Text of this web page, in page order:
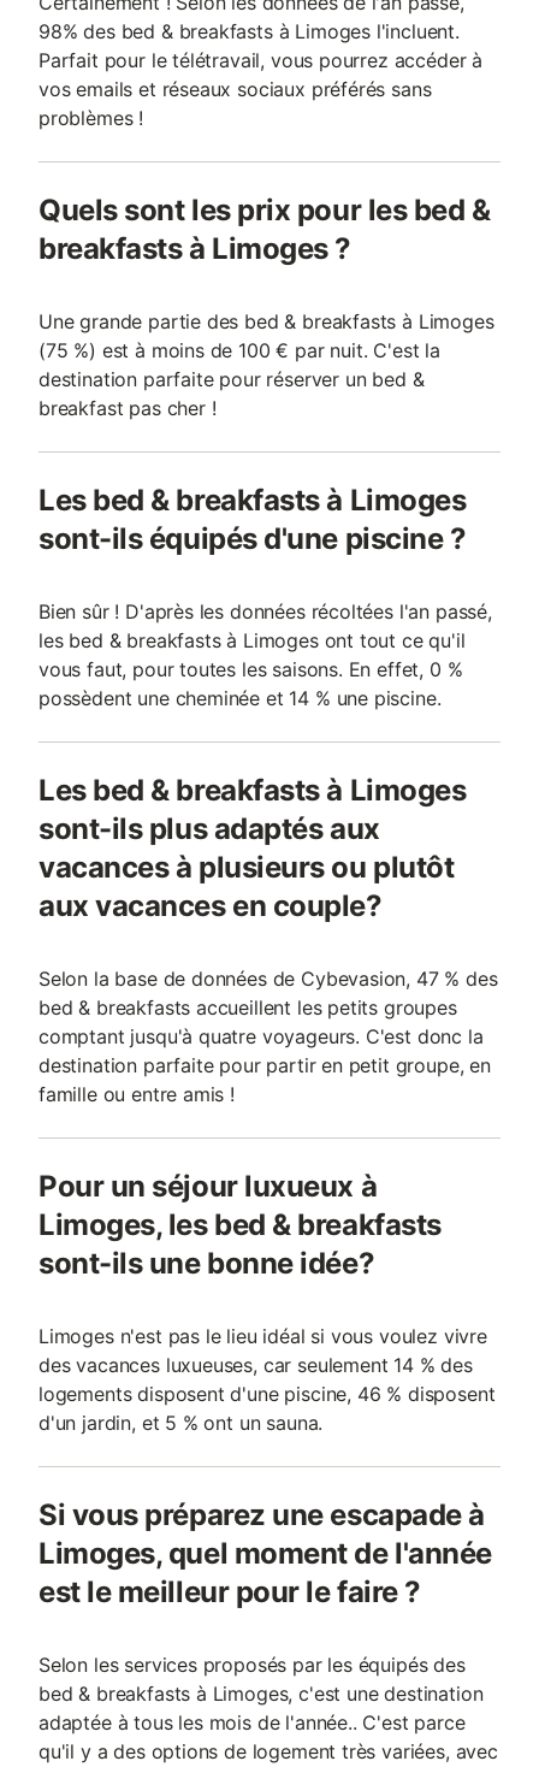
98% des bed & breakfasts à Limoges l'incluent.
Parfait pour le télétravail, vous pourrez accéder à
vos emails et réseaux sociaux préférés sans
problèmes !
Quels sont les prix pour les bed &
breakfasts à Limoges ?
Une grande partie des bed & breakfasts à Limoges
(75 %) est à moins de 100 € par nuit. C'est la
destination parfaite pour réserver un bed &
breakfast pas cher !
Les bed & breakfasts à Limoges
sont-ils équipés d'une piscine ?
Bien sûr ! D'après les données récoltées l'an passé,
les bed & breakfasts à Limoges ont tout ce qu'il
vous faut, pour toutes les saisons. En effet, 0 %
possèdent une cheminée et 14 % une piscine.
Les bed & breakfasts à Limoges
sont-ils plus adaptés aux
vacances à plusieurs ou plutôt
aux vacances en couple?
Selon la base de données de Cybevasion, 47 % des
bed & breakfasts accueillent les petits groupes
comptant jusqu'à quatre voyageurs. C'est donc la
destination parfaite pour partir en petit groupe, en
famille ou entre amis !
Pour un séjour luxueux à
Limoges, les bed & breakfasts
sont-ils une bonne idée?
Limoges n'est pas le lieu idéal si vous voulez vivre
des vacances luxueuses, car seulement 14 % des
logements disposent d'une piscine, 46 % disposent
d'un jardin, et 5 % ont un sauna.
Si vous préparez une escapade à
Limoges, quel moment de l'année
est le meilleur pour le faire ?
Selon les services proposés par les équipés des
bed & breakfasts à Limoges, c'est une destination
adaptée à tous les mois de l'année.. C'est parce
qu'il y a des options de logement très variées, avec